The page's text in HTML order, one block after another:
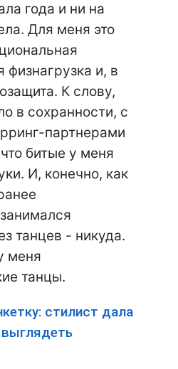
года и ни на
Для меня это
и, в
К слову,
в сохранности, с
партнерами
битые у меня
И, конечно, как
танцев - никуда.
меня
танцы.
стилист дала